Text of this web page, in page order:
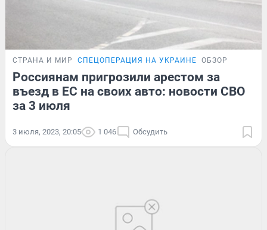
СТРАНА И МИР СПЕЦОПЕРАЦИЯ НА УКРАИНЕ ОБЗОР
Россиянам пригрозили арестом за
въезд в ЕС на своих авто: новости СВО
за 3 июля
3 июля, 2023, 20:05 1 046 Обсудить